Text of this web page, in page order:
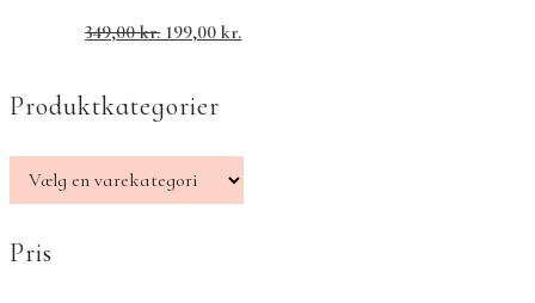
349,00kr. 199,00kr.
Produktkategorier
Pris